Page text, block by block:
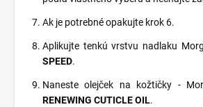
Ak je potrebné opakujte krok 6.
Aplikujte tenkú vrstvu nadlaku
SPEED.
Naneste olejček na kožtičky -
RENEWING CUTICLE OIL.